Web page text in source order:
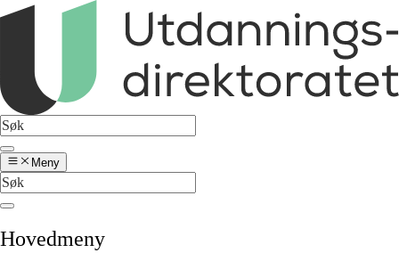
Meny
Hovedmeny